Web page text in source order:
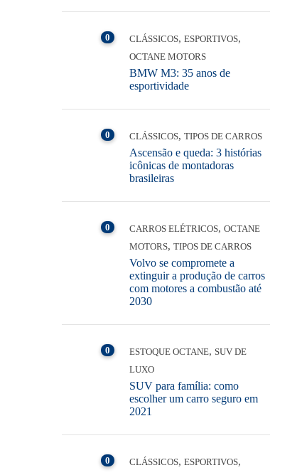
0 CLÁSSICOS, ESPORTIVOS,
OCTANE MOTORS
BMW M3: 35 anos de
esportividade
0 CLÁSSICOS, TIPOS DE CARROS
Ascensão e queda: 3 histórias
icônicas de montadoras
brasileiras
0 CARROS ELÉTRICOS, OCTANE
MOTORS, TIPOS DE CARROS
Volvo se compromete a
extinguir a produção de carros
com motores a combustão até
2030
0 ESTOQUE OCTANE, SUV DE
LUXO
SUV para família: como
escolher um carro seguro em
2021
0 CLÁSSICOS, ESPORTIVOS,